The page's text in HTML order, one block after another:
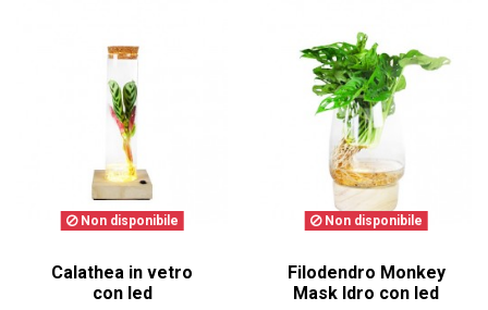
Non disponibile
Calathea in vetro
con led
Non disponibile
Filodendro Monkey
Mask Idro con led